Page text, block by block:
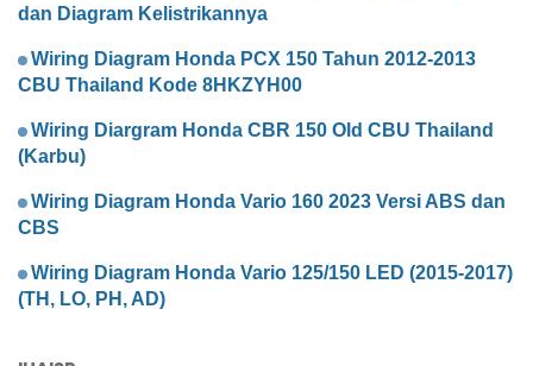
dan Diagram Kelistrikannya
Wiring Diagram Honda PCX 150 Tahun 2012-2013
CBU Thailand Kode 8HKZYH00
Wiring Diargram Honda CBR 150 Old CBU Thailand
(Karbu)
Wiring Diagram Honda Vario 160 2023 Versi ABS dan
CBS
Wiring Diagram Honda Vario 125/150 LED (2015-2017)
(TH, LO, PH, AD)